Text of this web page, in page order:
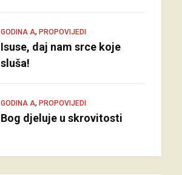
GODINA A, PROPOVIJEDI
Isuse, daj nam srce koje
sluša!
GODINA A, PROPOVIJEDI
Bog djeluje u skrovitosti